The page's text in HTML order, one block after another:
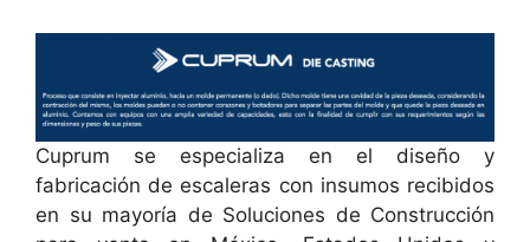
Cuprum se especializa en el diseño y
fabricación de escaleras con insumos recibidos
en su mayoría de Soluciones de Construcción